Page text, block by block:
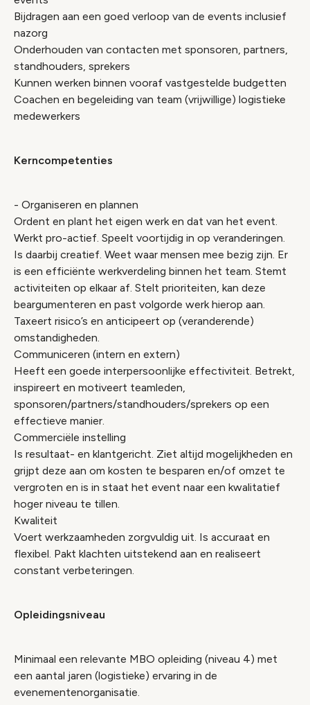
Bijdragen aan een goed verloop van de events inclusief
nazorg
Onderhouden van contacten met sponsoren, partners,
standhouders, sprekers
Kunnen werken binnen vooraf vastgestelde budgetten
Coachen en begeleiding van team (vrijwillige) logistieke
medewerkers
Kerncompetenties
- Organiseren en plannen
Ordent en plant het eigen werk en dat van het event.
Werkt pro-actief. Speelt voortijdig in op veranderingen.
Is daarbij creatief. Weet waar mensen mee bezig zijn. Er
is een efficiënte werkverdeling binnen het team. Stemt
activiteiten op elkaar af. Stelt prioriteiten, kan deze
beargumenteren en past volgorde werk hierop aan.
Taxeert risico’s en anticipeert op (veranderende)
omstandigheden.
Communiceren (intern en extern)
Heeft een goede interpersoonlijke effectiviteit. Betrekt,
inspireert en motiveert teamleden,
sponsoren/partners/standhouders/sprekers op een
effectieve manier.
Commerciële instelling
Is resultaat- en klantgericht. Ziet altijd mogelijkheden en
grijpt deze aan om kosten te besparen en/of omzet te
vergroten en is in staat het event naar een kwalitatief
hoger niveau te tillen.
Kwaliteit
Voert werkzaamheden zorgvuldig uit. Is accuraat en
flexibel. Pakt klachten uitstekend aan en realiseert
constant verbeteringen.
Opleidingsniveau
Minimaal een relevante MBO opleiding (niveau 4) met
een aantal jaren (logistieke) ervaring in de
evenementenorganisatie.